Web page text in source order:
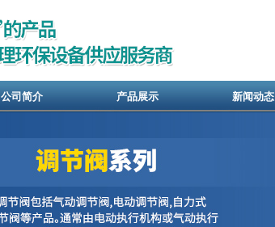
公司简介 产品展示 新闻动态